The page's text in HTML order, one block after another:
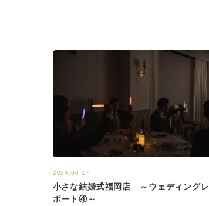
2024.06.17
小さな結婚式福岡店 ～ウェディングレ
ポート④～